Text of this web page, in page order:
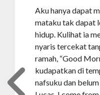
Aku hanya dapat
mataku tak dapat
hidup. Kulihat ia
nyaris tercekat
ramah, “Good
kudapatkan di
nafsuku dan belum